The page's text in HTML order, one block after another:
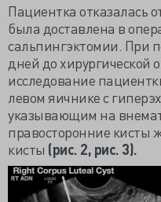
Пациентка отказалась
была доставлена в
сальпингэктомии. При
дней до хирургической
исследование
левом яичнике с
указывающим на
правосторонние кисты
кисты (рис. 2, рис. 3).